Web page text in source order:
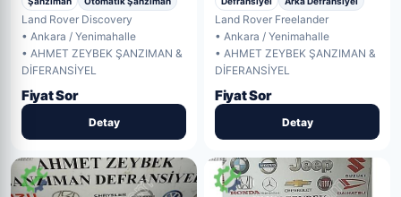
Land Rover Discovery
• Ankara / Yenimahalle
• AHMET ZEYBEK ŞANZIMAN &
DİFERANSİYEL
Fiyat Sor
Detay
Land Rover Freelander
• Ankara / Yenimahalle
• AHMET ZEYBEK ŞANZIMAN &
DİFERANSİYEL
Fiyat Sor
Detay